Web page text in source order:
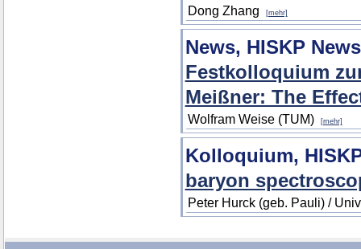
Dong Zhang [mehr]
News, HISKP
Festkolloquium
Meißner: The
Wolfram Weise (TUM) [mehr]
Kolloquium,
baryon
Peter Hurck (geb. Pauli) /